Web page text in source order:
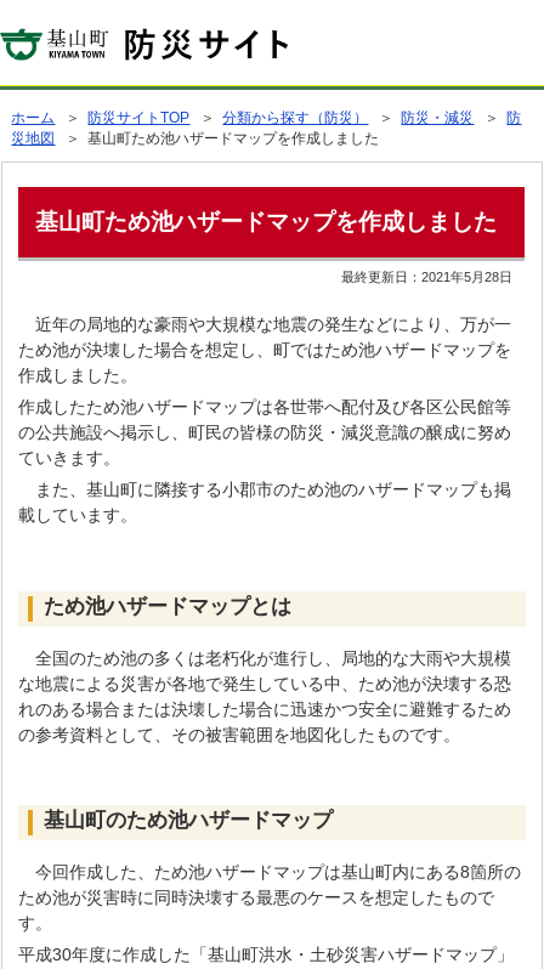
ホーム ＞ 防災サイトTOP ＞分類から探す（防災） ＞ 防災・減災 ＞ 防
災地図
＞ 基山町ため池ハザードマップを作成しました
基山町ため池ハザードマップを作成しました
最終更新日：2021年5月28日
近年の局地的な豪雨や大規模な地震の発生などにより、万が一
ため池が決壊した場合を想定し、町ではため池ハザードマップを
作成しました。
作成したため池ハザードマップは各世帯へ配付及び各区公民館等
の公共施設へ掲示し、町民の皆様の防災・減災意識の醸成に努め
ていきます。
また、基山町に隣接する小郡市のため池のハザードマップも掲
載しています。
ため池ハザードマップとは
全国のため池の多くは老朽化が進行し、局地的な大雨や大規模
な地震による災害が各地で発生している中、ため池が決壊する恐
れのある場合または決壊した場合に迅速かつ安全に避難するため
の参考資料として、その被害範囲を地図化したものです。
基山町のため池ハザードマップ
今回作成した、ため池ハザードマップは基山町内にある8箇所の
ため池が災害時に同時決壊する最悪のケースを想定したもので
す。
平成30年度に作成した「基山町洪水・土砂災害ハザードマップ」